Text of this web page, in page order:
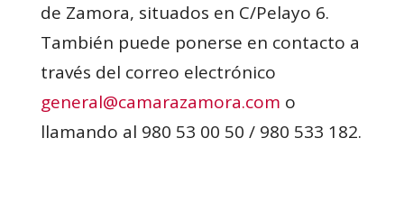
de Zamora, situados en C/Pelayo 6.
También puede ponerse en contacto a
través del correo electrónico
general@camarazamora.com o
llamando al 980 53 00 50 / 980 533 182.